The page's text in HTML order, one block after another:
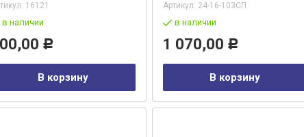
16121
в наличии
Р
В корзину
Артикул: 24-16-103СП
в наличии
1 070,00 Р
В корзину